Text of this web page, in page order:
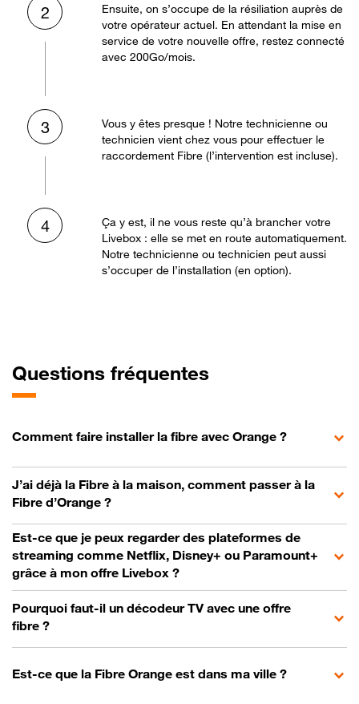
2
Ensuite, on s’occupe de la résiliation auprès de
votre opérateur actuel. En attendant la mise en
service de votre nouvelle offre, restez connecté
avec 200Go/mois.
3
Vous y êtes presque ! Notre technicienne ou
technicien vient chez vous pour effectuer le
raccordement Fibre (l’intervention est incluse).
4
Ça y est, il ne vous reste qu’à brancher votre
Livebox : elle se met en route automatiquement.
Notre technicienne ou technicien peut aussi
s’occuper de l’installation (en option).
Questions fréquentes
Comment faire installer la fibre avec Orange ?
J’ai déjà la Fibre à la maison, comment passer à la
Fibre d’Orange ?
Est-ce que je peux regarder des plateformes de
streaming comme Netflix, Disney+ ou Paramount+
grâce à mon offre Livebox ?
Pourquoi faut-il un décodeur TV avec une offre
fibre ?
Est-ce que la Fibre Orange est dans ma ville ?